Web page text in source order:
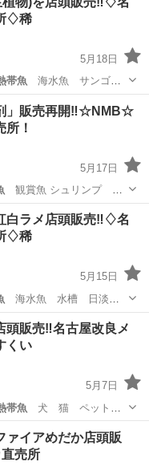
♢稀
5月18日
帯魚海水魚 サンゴ
ペット メダカ
」販売再開‼️☆NMB☆
！
5月17日
観賞魚 シュリンプ ネ
メダカ
白ラメ店頭販売‼️♢名
♢稀
5月15日
海水魚 水槽 日淡
ービス めだか
頭販売‼️名古屋改良メ
くい
5月7日
帯魚 犬 猫 ペット
ペット メダカ
ァイアめだか店頭販
売所